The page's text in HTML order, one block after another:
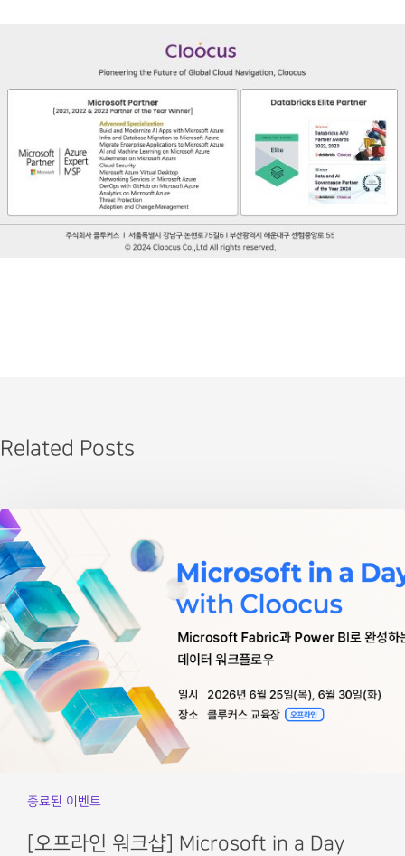
Related Posts
종료된 이벤트
[오프라인 워크샵] Microsoft in a Day